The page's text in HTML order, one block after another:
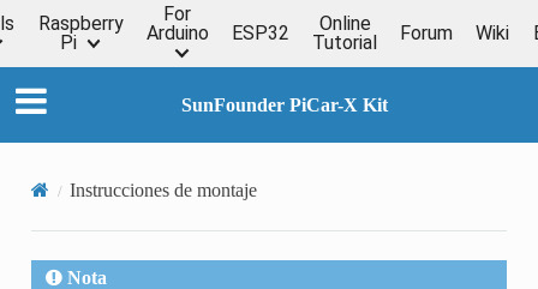
Raspberry
Pi
For
Arduino
ESP32
Online
Tutorial
Forum Wiki
SunFounder PiCar-X Kit
Instrucciones de montaje
Nota